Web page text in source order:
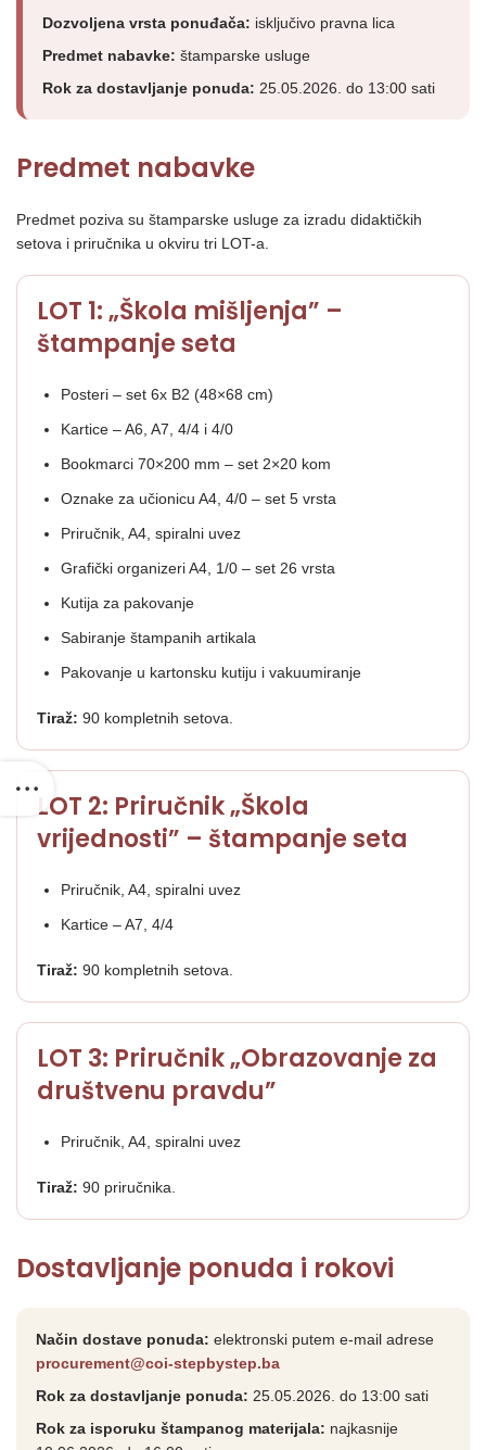
Dozvoljena vrsta ponuđača: isključivo pravna lica
Predmet nabavke: štamparske usluge
Rok za dostavljanje ponuda: 25.05.2026. do 13:00 sati
Predmet nabavke
Predmet poziva su štamparske usluge za izradu didaktičkih
setova i priručnika u okviru tri LOT-a.
LOT 1: „Škola mišljenja” –
štampanje seta
Posteri – set 6x B2 (48×68 cm)
Kartice – A6, A7, 4/4 i 4/0
Bookmarci 70×200 mm – set 2×20 kom
Oznake za učionicu A4, 4/0 – set 5 vrsta
Priručnik, A4, spiralni uvez
Grafički organizeri A4, 1/0 – set 26 vrsta
Kutija za pakovanje
Sabiranje štampanih artikala
Pakovanje u kartonsku kutiju i vakuumiranje
Tiraž: 90 kompletnih setova.
LOT 2: Priručnik „Škola
vrijednosti” – štampanje seta
Priručnik, A4, spiralni uvez
Kartice – A7, 4/4
Tiraž: 90 kompletnih setova.
LOT 3: Priručnik „Obrazovanje za
društvenu pravdu”
Priručnik, A4, spiralni uvez
Tiraž: 90 priručnika.
Dostavljanje ponuda i rokovi
Način dostave ponuda: elektronski putem e-mail adrese
procurement@coi-stepbystep.ba
Rok za dostavljanje ponuda: 25.05.2026. do 13:00 sati
Rok za isporuku štampanog materijala: najkasnije